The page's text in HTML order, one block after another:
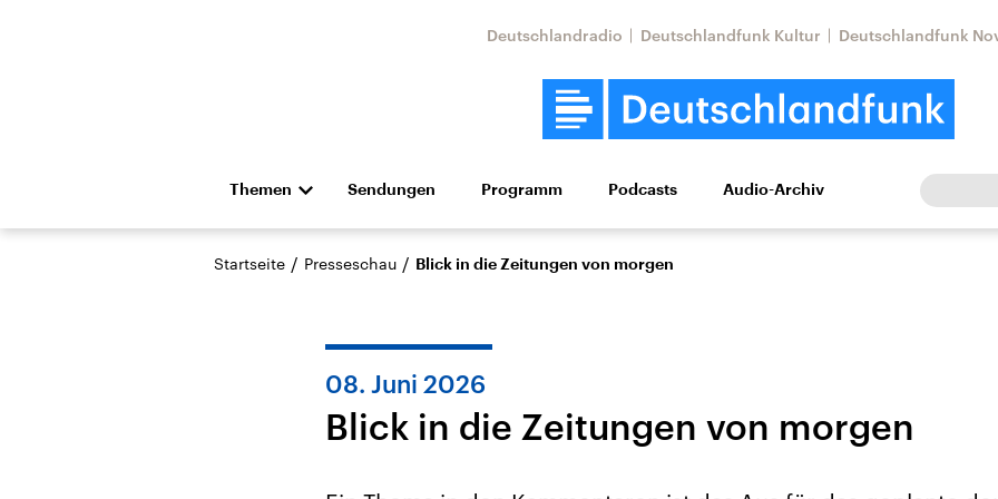
Deutschlandradio Deutschlandfunk Kultur Deutschlandfunk
Themen
Die Nachrichten Politik Wirtschaft Wissen Kultur Europa
Hörspiel und Feature Musik
Sendungen Programm Podcasts Audio-Archiv
Startseite / Presseschau / Blick in die Zeitungen von morgen
08. Juni 2026
Blick in die Zeitungen von morgen